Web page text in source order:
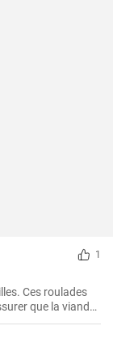
1
Ces roulades
que la viande
des